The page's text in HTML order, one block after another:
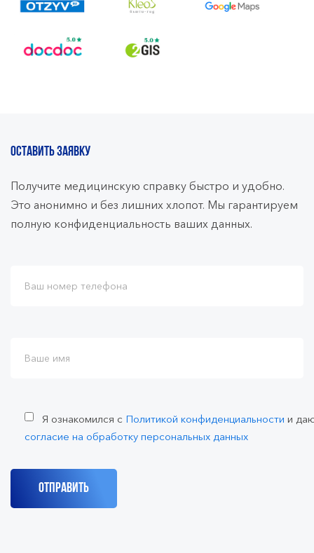
ОСТАВИТЬ ЗАЯВКУ
Получите медицинскую справку быстро и удобно.
Это анонимно и без лишних хлопот. Мы гарантируем
полную конфиденциальность ваших данных.
Я ознакомился с Политикой конфиденциальности и
согласие на обработку персональных данных